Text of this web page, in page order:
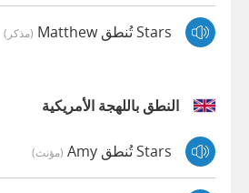
Stars تُنطق Matthew (مذكر)
النطق باللهجة الأمريكية
Stars تُنطق Amy (مؤنث)